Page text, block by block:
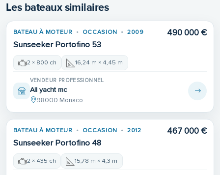
Les bateaux similaires
BATEAU À MOTEUR OCCASION 2009
Sunseeker Portofino 53
490 000 €
2 × 800 ch 16,24 m × 4,45 m
VENDEUR PROFESSIONNEL
All yacht mc
98000 Monaco
BATEAU À MOTEUR OCCASION 2012
Sunseeker Portofino 48
467 000 €
2 × 435 ch 15,78 m × 4,3 m